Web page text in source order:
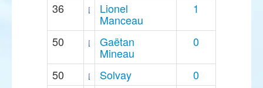
36
Lionel
Manceau
1
50 Gaëtan
Mineau
0
50 Solvay
0